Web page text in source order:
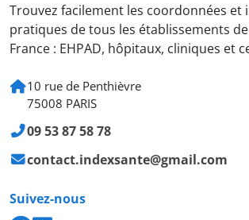
Trouvez facilement les coordonnées et
pratiques de tous les établissements
France : EHPAD, hôpitaux, cliniques et
10 rue de Penthièvre
75008 PARIS
09 53 87 58 78
contact.indexsante@gmail.com
Suivez-nous